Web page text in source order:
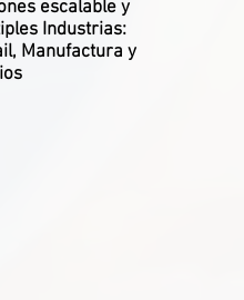
escalable y
Industrias:
, Manufactura y